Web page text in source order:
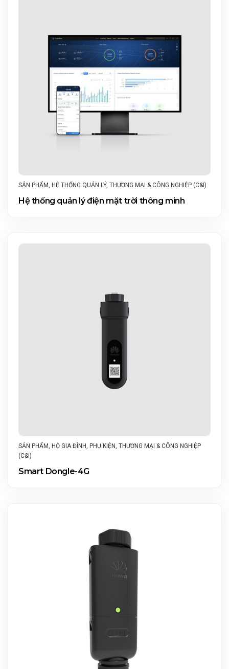
SẢN PHẨM, HỆ THỐNG QUẢN LÝ, THƯƠNG MẠI & CÔNG NGHIỆP (C&I)
Hệ thống quản lý điện mặt trời thông minh
SẢN PHẨM, HỘ GIA ĐÌNH, PHỤ KIỆN, THƯƠNG MẠI & CÔNG NGHIỆP
(C&I)
Smart Dongle-4G